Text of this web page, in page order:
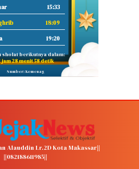
15:33
18:09
19:20
sholat berikutnya dalam:
jam 28 menit 57 detik
Sumber: Kemenag
Alauddin Lr.2D Kota Makassar||
||082188611985||